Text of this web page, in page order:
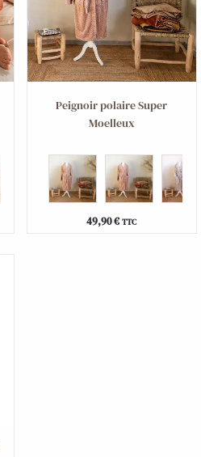
Peignoir polaire Super
Moelleux
49,90€ TTC